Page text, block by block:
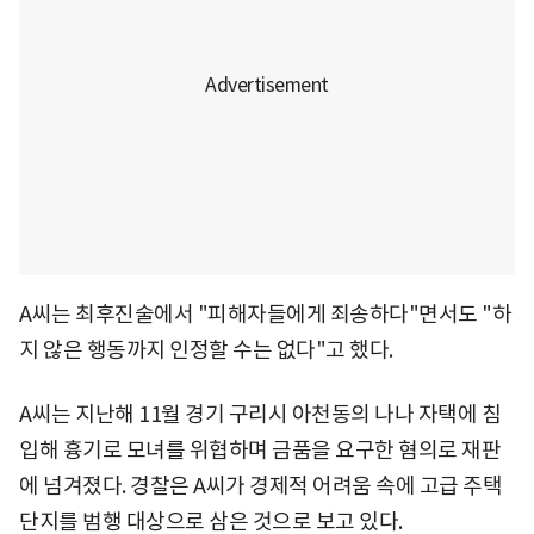
A씨는 최후진술에서 "피해자들에게 죄송하다"면서도 "하
지 않은 행동까지 인정할 수는 없다"고 했다.
A씨는 지난해 11월 경기 구리시 아천동의 나나 자택에 침
입해 흉기로 모녀를 위협하며 금품을 요구한 혐의로 재판
에 넘겨졌다. 경찰은 A씨가 경제적 어려움 속에 고급 주택
단지를 범행 대상으로 삼은 것으로 보고 있다.